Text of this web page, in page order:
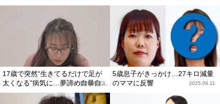
17歳で突然“生きてるだけで足が
太くなる”病気に…夢諦め自暴自...
2025.06.23
5歳息子がきっかけ…27キロ減量
のママに反響
2025.06.11